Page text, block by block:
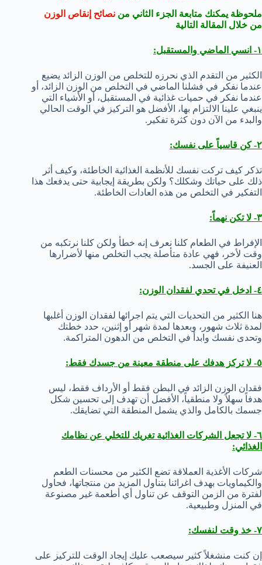
ملحوظة يمكنك متابعة الجزء الثاني من نصائح إنقاص الوزن
من خلال المقالة التالية
١- انسي الماضي والمستقبل:
الكثير من التقدم الذي نحرزه للتخلص من الوزن الزائد يضيع
عندما نفكر في فشلنا الماضي في التخلص من الوزن الزائد، أو
عندما نفكر في حميات غذائية في المستقبل، أو الأشياء التي
ينبغي علينا الالتزام بها، الأفضل هو التركيز في الوقت الحالي
والبدء من الآن دون كثرة تفكير.
٢- كن قاسياً على نفسك:
تذكر كيف تركت نفسك للأنظمة الغذائية الخاطئة، وكيف أثر
ذلك على حياتك وشكلك؟ ولكن بطريقة إيجابية حتى يدفعك هذا
التفكير في التخلص من هذه العادات الخاطئة.
٣- لا تكن نهماً:
الإفراط في الطعام كلنا نعرف إنه خطأ ولكن كلنا نرتكبه من
وقت لأخر، فهي عادة متأصلة يجب التخلص منها لأضرارها
العنيفة على الجسد.
٤- ادخل في تحدي لفقدان الوزن:
هنا الكثير من التحديات التي يتم اجرائها لفقدان الوزن أغلبها
لمدة ثلاث شهور، وبعدها لمدة شهر أو إثنين، حدد خطتك
وتحدى نفسك وابدأ في التخلص من الدهون المتراكمة.
٥- لا تركز هدفك على منطقة معينة من جسدك فقط:
فقدان الوزن الزائد في البطن فقط أو الأرداف فقط، ليس
هدفاً سهلاً ولا منطقياً، الأفضل أن تهدف إلى تحسين شكل
جسمك بالكامل والذي يشمل المنطقة التي تضايقك.
٦- لا تجعل الشركات الغذائية تغريك للتخلي عن نظامك
الغذائي:
شركات الأغذية العملاقة تضع الكثير من محسنات الطعم
والكيماويات بهدف اغرائنا بتناول المزيد من منتجاتها، فحاول
لفترة من الزمن التوقف عن تناول أي أطعمة غير مصنوعة
في المنزل وطبيعية.
٧- خذ وقت لنفسك:
إن كنت منشغلاً كثير سيصعب عليك إيجاد الوقت للتركيز على